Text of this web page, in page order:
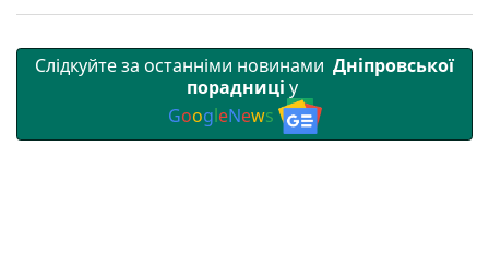
Слідкуйте за останніми новинами Дніпровської
порадниці у
GoogleNews